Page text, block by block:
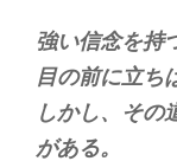
強い信念を持
目の前に立ち
しかし、その
がある。